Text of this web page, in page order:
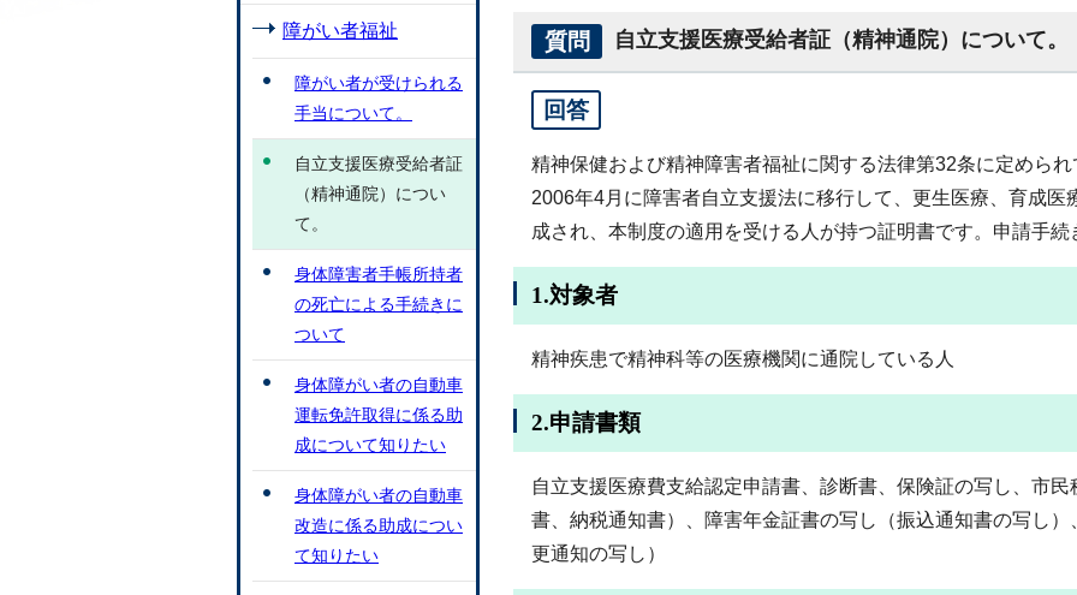
質問 自立支援医療受給者証（精神通院）について。
回答
精神保健および精神障害者福祉に関する法律第32条に定めら
2006年4月に障害者自立支援法に移行して、更生医療、育成医
成され、本制度の適用を受ける人が持つ証明書です。申請手続
1.対象者
精神疾患で精神科等の医療機関に通院している人
2.申請書類
自立支援医療費支給認定申請書、診断書、保険証の写し、市
書、納税通知書）、障害年金証書の写し（振込通知書の写し
更通知の写し）
障がい者福祉
障がい者が受けられる
手当について。
自立支援医療受給者証
（精神通院）につい
て。
身体障害者手帳所持者
の死亡による手続きに
ついて
身体障がい者の自動車
運転免許取得に係る助
成について知りたい
身体障がい者の自動車
改造に係る助成につい
て知りたい